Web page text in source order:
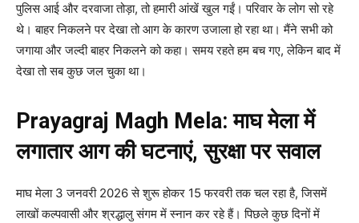
पुलिस आई और दरवाजा तोड़ा, तो हमारी आंखें खुल गईं। परिवार के लोग सो रहे
थे। बाहर निकलने पर देखा तो आग के कारण उजाला हो रहा था। मैंने सभी को
जगाया और जल्दी बाहर निकलने को कहा। समय रहते हम बच गए, लेकिन बाद में
देखा तो सब कुछ जल चुका था।
Prayagraj Magh Mela: माघ मेला में
लगातार आग की घटनाएं, सुरक्षा पर सवाल
माघ मेला 3 जनवरी 2026 से शुरू होकर 15 फरवरी तक चल रहा है, जिसमें
लाखों कल्पवासी और श्रद्धालु संगम में स्नान कर रहे हैं। पिछले कुछ दिनों में